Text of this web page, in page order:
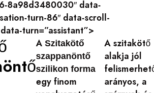
8a98d3480030″ data-
turn-86″ data-scroll-
turn=”assistant”>
A Szitakötő
szappanöntő
szilikon forma
egy finom
A szitakötő
alakja jól
arányos, a